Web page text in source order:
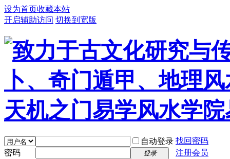
设为首页收藏本站
开启辅助访问 切换到宽版
自动登录 找回密码
密码
登录
注册会员